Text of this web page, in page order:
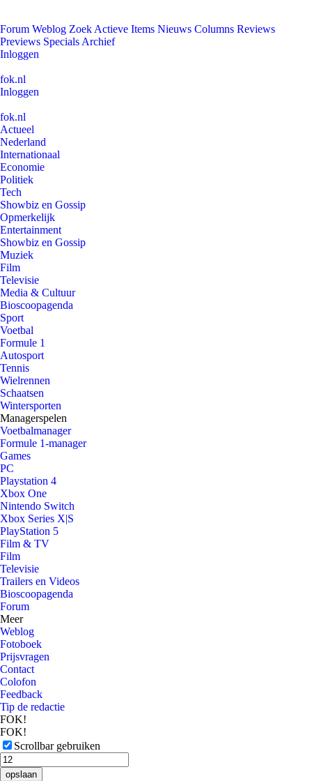
Forum Weblog Zoek Actieve Items Nieuws Columns Reviews
Previews Specials Archief
Inloggen
fok.nl
Inloggen
fok.nl
Actueel
Nederland
Internationaal
Economie
Politiek
Tech
Showbiz en Gossip
Opmerkelijk
Entertainment
Showbiz en Gossip
Muziek
Film
Televisie
Media & Cultuur
Bioscoopagenda
Sport
Voetbal
Formule 1
Autosport
Tennis
Wielrennen
Schaatsen
Wintersporten
Managerspelen
Voetbalmanager
Formule 1-manager
Games
PC
Playstation 4
Xbox One
Nintendo Switch
Xbox Series X|S
PlayStation 5
Film & TV
Film
Televisie
Trailers en Videos
Bioscoopagenda
Forum
Meer
Weblog
Fotoboek
Prijsvragen
Contact
Colofon
Feedback
Tip de redactie
FOK!
FOK!
Scrollbar gebruiken
opslaan